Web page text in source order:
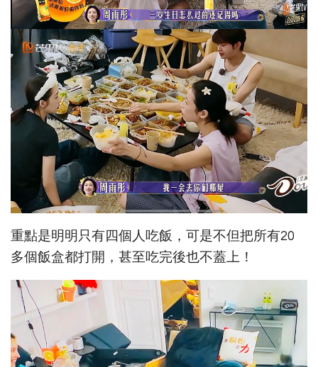
重點是明明只有四個人吃飯，可是不但把所有20
多個飯盒都打開，甚至吃完後也不蓋上！